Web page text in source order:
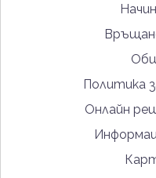
Политика
Онлайн